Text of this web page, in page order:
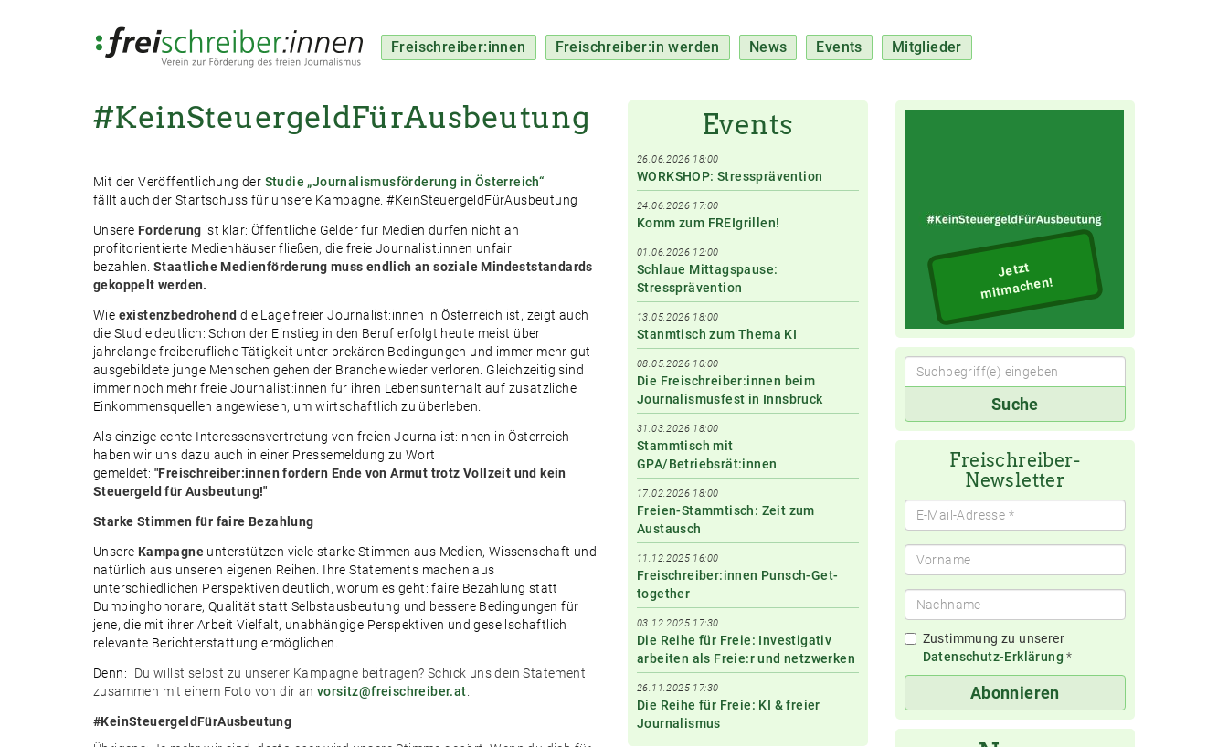
Freischreiber:innen Freischreiber:in werden News Events Mitglieder
#KeinSteuergeldFürAusbeutung
Mit der Veröffentlichung der Studie „Journalismusförderung in Österreich“
fällt auch der Startschuss für unsere Kampagne.#KeinSteuergeldFürAusbeutung
Unsere Forderung ist klar: Öffentliche Gelder für Medien dürfen nicht an
profitorientierte Medienhäuser fließen, die freie Journalist:innen unfair
bezahlen.Staatliche Medienförderung muss endlich an soziale Mindeststandards
gekoppelt werden.
Wie existenzbedrohend die Lage freier Journalist:innen in Österreich ist, zeigt auch
die Studie deutlich: Schon der Einstieg in den Beruf erfolgt heute meist über
jahrelange freiberufliche Tätigkeit unter prekären Bedingungen und immer mehr gut
ausgebildete junge Menschen gehen der Branche wieder verloren. Gleichzeitig sind
immer noch mehr freie Journalist:innen für ihren Lebensunterhalt auf zusätzliche
Einkommensquellen angewiesen, um wirtschaftlich zu überleben.
Als einzige echte Interessensvertretung von freien Journalist:innen in Österreich
haben wir uns dazu auch in einer Pressemeldung zu Wort
gemeldet:"Freischreiber:innen fordern Ende von Armut trotz Vollzeit und kein
Steuergeld für Ausbeutung!"
Starke Stimmen für faire Bezahlung
Unsere Kampagne unterstützen viele starke Stimmen aus Medien, Wissenschaft und
natürlich aus unseren eigenen Reihen. Ihre Statements machen aus
unterschiedlichen Perspektiven deutlich, worum es geht: faire Bezahlung statt
Dumpinghonorare, Qualität statt Selbstausbeutung und bessere Bedingungen für
jene, die mit ihrer Arbeit Vielfalt, unabhängige Perspektiven und gesellschaftlich
relevante Berichterstattung ermöglichen.
Denn:
Du willst selbst zu unserer Kampagne beitragen? Schick uns dein Statement
zusammen mit einem Foto von dir an vorsitz@freischreiber.at
#KeinSteuergeldFürAusbeutung
Events
26.06.2026 18:00
WORKSHOP: Stressprävention
24.06.2026 17:00
Komm zum FREIgrillen!
01.06.2026 12:00
Schlaue Mittagspause:
Stressprävention
13.05.2026 18:00
Stanmtisch zum Thema KI
08.05.2026 10:00
Die Freischreiber:innen beim
Journalismusfest in Innsbruck
31.03.2026 18:00
Stammtisch mit
GPA/Betriebsrät:innen
17.02.2026 18:00
Freien-Stammtisch: Zeit zum
Austausch
11.12.2025 16:00
Freischreiber:innen Punsch-Get-
together
03.12.2025 17:30
Die Reihe für Freie: Investigativ
arbeiten als Freie:r und netzwerken
26.11.2025 17:30
Die Reihe für Freie: KI & freier
Journalismus
Jetzt
mitmachen!
Suchbegriff(e)Suche
Freischreiber-
Newsletter
Zustimmung zu unserer
Datenschutz-Erklärung *
Abonnieren